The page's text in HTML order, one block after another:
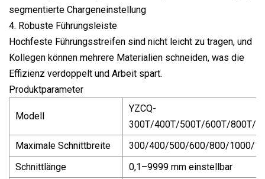
segmentierte Chargeneinstellung
4. Robuste Führungsleiste
Hochfeste Führungsstreifen sind nicht leicht zu tragen, und
Kollegen können mehrere Materialien schneiden, was die
Effizienz verdoppelt und Arbeit spart.
Produktparameter
Modell
YZCQ-
300T/400T/500T/600T/800T/
Maximale Schnittbreite
300/400/500/600/800/1000/
Schnittlänge
0,1–9999 mm einstellbar